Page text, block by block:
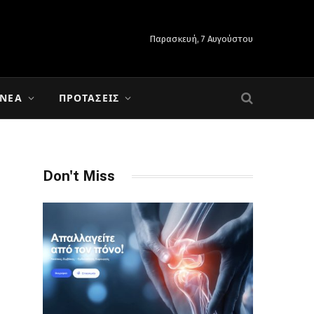
Παρασκευή, 7 Αυγούστου
ΠΡΟΤΆΣΕΙΣ
Don't Miss